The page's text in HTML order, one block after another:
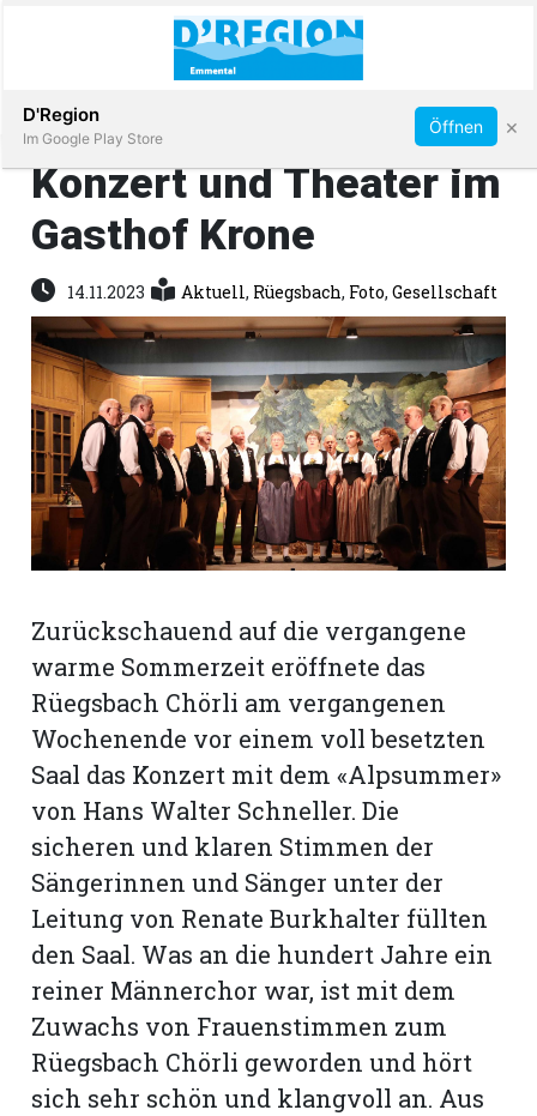
Immobilien
Veranstaltungen
Stellen
E-
Paper
App
Abonnieren
Konzert und Theater im
Gasthof Krone
14.11.2023 Aktuell, Rüegsbach, Foto,Gesellschaft
Zurückschauend auf die vergangene
warme Sommerzeit eröffnete das
Rüegsbach Chörli am vergangenen
Wochenende vor einem voll besetzten
Saal das Konzert mit dem «Alpsummer»
von Hans Walter Schneller. Die
sicheren und klaren Stimmen der
Sängerinnen und Sänger unter der
Leitung von Renate Burkhalter füllten
den Saal. Was an die hundert Jahre ein
reiner Männerchor war, ist mit dem
Zuwachs von Frauenstimmen zum
Rüegsbach Chörli geworden und hört
sich sehr schön und klangvoll an. Aus
D'Region
Im Google Play Store
Öffnen ×